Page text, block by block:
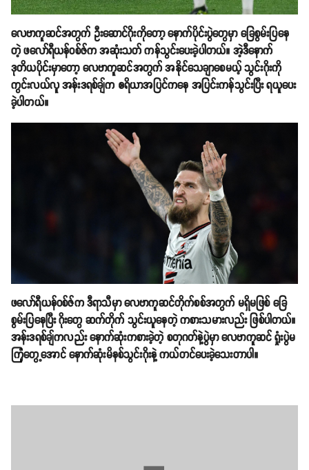
လေဗာကူဆင်အတွက် ဦးဆောင်ဂိုးကိုတော့ နောက်ပိုင်းပွဲတွေမှာ ခြေစွမ်းပြနေ
တဲ့ ဖလော်ရီယန်ဝစ်ဇ်က အဆုံးသတ် ကန်သွင်းပေးခဲ့ပါတယ်။ အဲ့ဒီနောက်
ဒုတိယပိုင်းမှာတော့ လေဗာကူဆင်အတွက် အနိုင်သေချာစေမယ့် သွင်းဂိုးကို
ကွင်းလယ်လူ အန်းဒရစ်ချ်က ဧရိယာအပြင်ကနေ အပြင်းကန်သွင်းပြီး ရယူပေး
ခဲ့ပါတယ်။
ဖလော်ရီယန်ဝစ်ဇ်က ဒီရာသီမှာ လေဗာကူဆင်တိုက်စစ်အတွက် မရှိမဖြစ် ခြေ
စွမ်းပြနေပြီး ဂိုးတွေ ဆက်တိုက် သွင်းယူနေတဲ့ ကစားသမားလည်း ဖြစ်ပါတယ်။
အန်းဒရစ်ချ်ကလည်း နောက်ဆုံးကစားခဲ့တဲ့ စတုဂတ်နဲ့ပွဲမှာ လေဗာကူဆင် ရှုံးပွဲမ
ကြုံတွေ့အောင် နောက်ဆုံးမိနစ်သွင်းဂိုးနဲ့ ကယ်တင်ပေးခဲ့သေးတာပါ။